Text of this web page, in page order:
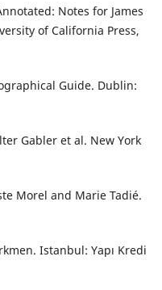
Notes for James
of California Press,
Guide. Dublin:
Gabler et al. New York
Morel and Marie Tadié.
Istanbul: Yapı Kredi